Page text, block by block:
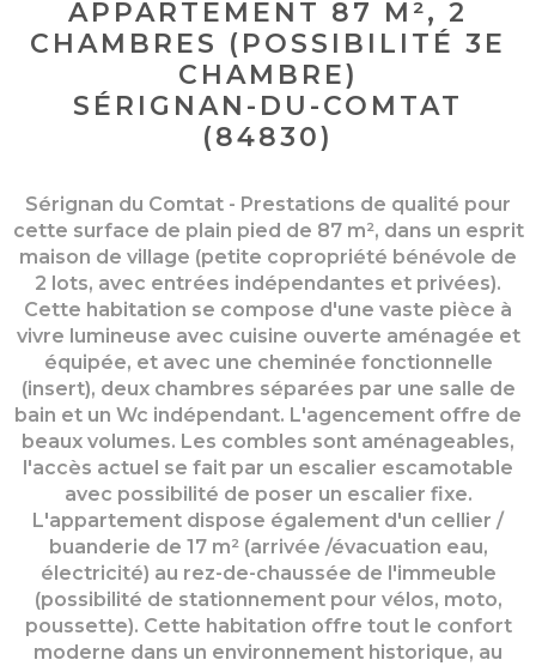
APPARTEMENT 87 M², 2
CHAMBRES (POSSIBILITÉ 3E
CHAMBRE)
SÉRIGNAN-DU-COMTAT
(84830)
Sérignan du Comtat - Prestations de qualité pour
cette surface de plain pied de 87 m², dans un esprit
maison de village (petite copropriété bénévole de
2 lots, avec entrées indépendantes et privées).
Cette habitation se compose d'une vaste pièce à
vivre lumineuse avec cuisine ouverte aménagée et
équipée, et avec une cheminée fonctionnelle
(insert), deux chambres séparées par une salle de
bain et un Wc indépendant. L'agencement offre de
beaux volumes. Les combles sont aménageables,
l'accès actuel se fait par un escalier escamotable
avec possibilité de poser un escalier fixe.
L'appartement dispose également d'un cellier /
buanderie de 17 m² (arrivée /évacuation eau,
électricité) au rez-de-chaussée de l'immeuble
(possibilité de stationnement pour vélos, moto,
poussette). Cette habitation offre tout le confort
moderne dans un environnement historique, au